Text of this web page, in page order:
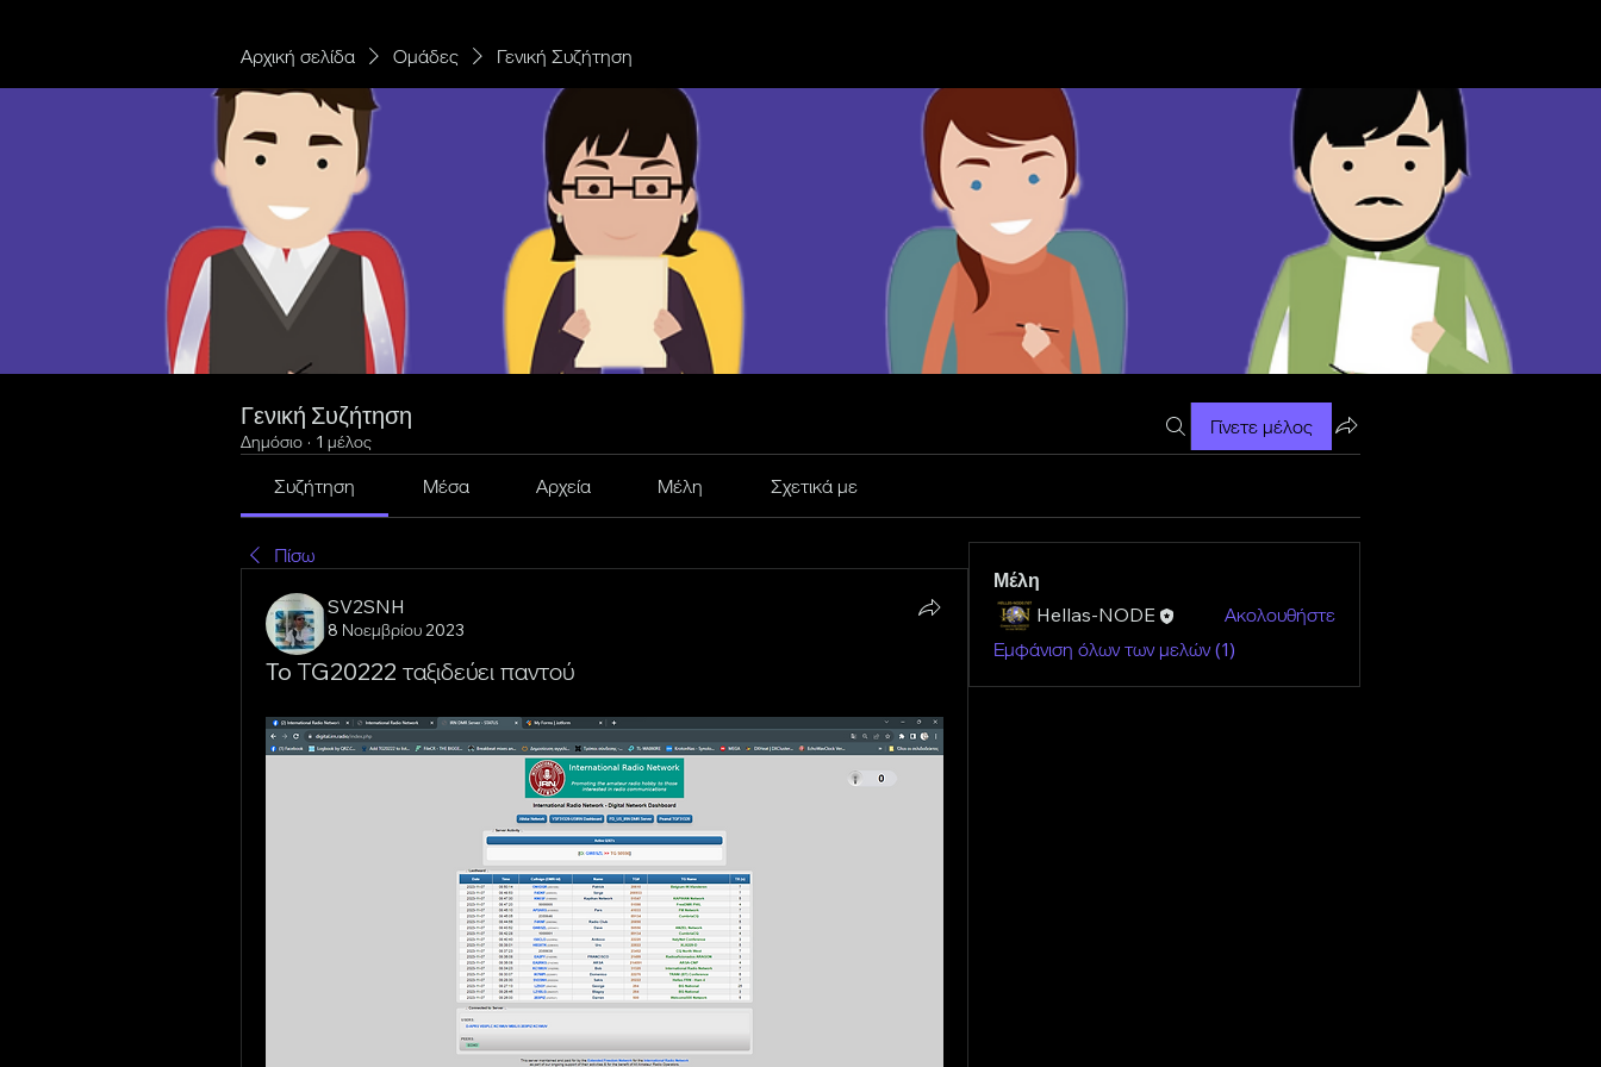
Αρχική σελίδα Ομάδες Γενική Συζήτηση
Γενική Συζήτηση
Δημόσιο · 1 μέλος
Γίνετε μέλος
Συζήτηση Μέσα Αρχεία Μέλη Σχετικά με
Πίσω
SV2SNH
8 Νοεμβρίου 2023
To ΤG20222 ταξιδεύει παντού
Μέλη
Hellas-NODE
Ακολουθήστε
Εμφάνιση όλων των μελών (1)